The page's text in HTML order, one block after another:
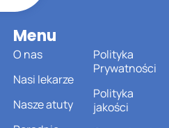
Menu
O nas
Nasi lekarze
Nasze atuty
Polityka
Prywatności
Polityka
jakości